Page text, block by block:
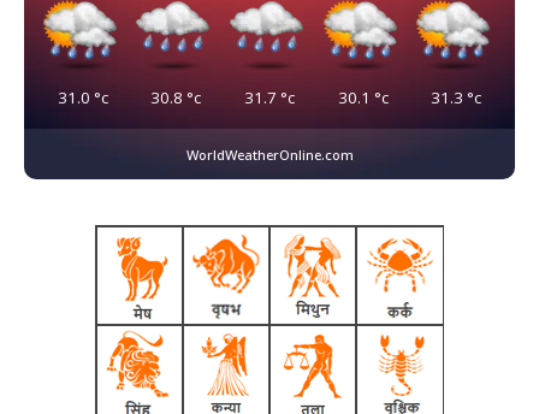
31.0 °c 30.8 °c 31.7 °c 30.1 °c 31.3 °c
WorldWeatherOnline.com